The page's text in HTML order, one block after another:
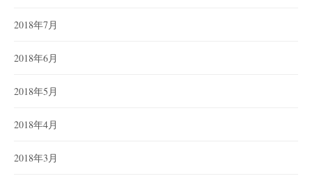
2018年7月
2018年6月
2018年5月
2018年4月
2018年3月